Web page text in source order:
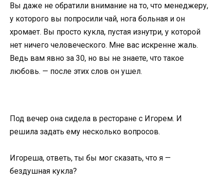
Вы даже не обратили внимание на то, что менеджеру,
у которого вы попросили чай, нога больная и он
хромает. Вы просто кукла, пустая изнутри, у которой
нет ничего человеческого. Мне вас искренне жаль.
Ведь вам явно за 30, но вы не знаете, что такое
любовь. — после этих слов он ушел.
Под вечер она сидела в ресторане с Игорем. И
решила задать ему несколько вопросов.
Игореша, ответь, ты бы мог сказать, что я —
бездушная кукла?